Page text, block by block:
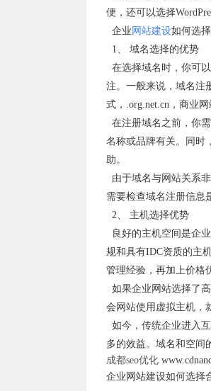
便，还可以选择
企业 网站建设如何选
1、 域名选择的优势
在选择域名时，你可
注。一般来说，域名注
式，.org.net.cn，商业
在注册域名之前，你
名称或品牌有关。同时
助。
由于域名与网站关系
需要检查域名注册信息
2、 主机选择优势
良好的主机空间是企
规和具有IDC资质的主
管理经验，再加上价格
如果企业网站选择了
会网站使用虚拟主机，
如今，传统企业进入
多的效益。域名和空间
成都seo优化
企业网站建设如何选择